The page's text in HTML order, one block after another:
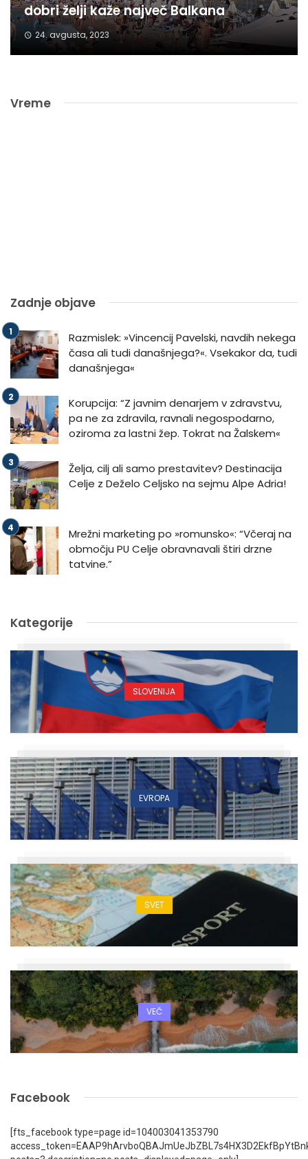
dobri želji kaže največ Balkana
24. avgusta, 2023
Vreme
Zadnje objave
Razmislek: »Vincencij Pavelski, navdih nekega
časa ali tudi današnjega?«. Vsekakor da, tudi
današnjega«
Korupcija: “Z javnim denarjem v zdravstvu,
pa ne za zdravila, ravnali negospodarno,
oziroma za lastni žep. Tokrat na Žalskem«
Želja, cilj ali samo prestavitev? Destinacija
Celje z Deželo Celjsko na sejmu Alpe Adria!
Mrežni marketing po »romunsko«: “Včeraj na
območju PU Celje obravnavali štiri drzne
tatvine.”
Kategorije
SLOVENIJA
EVROPA
SVET
VEČ
Facebook
[fts_facebook type=page id=104003041353790